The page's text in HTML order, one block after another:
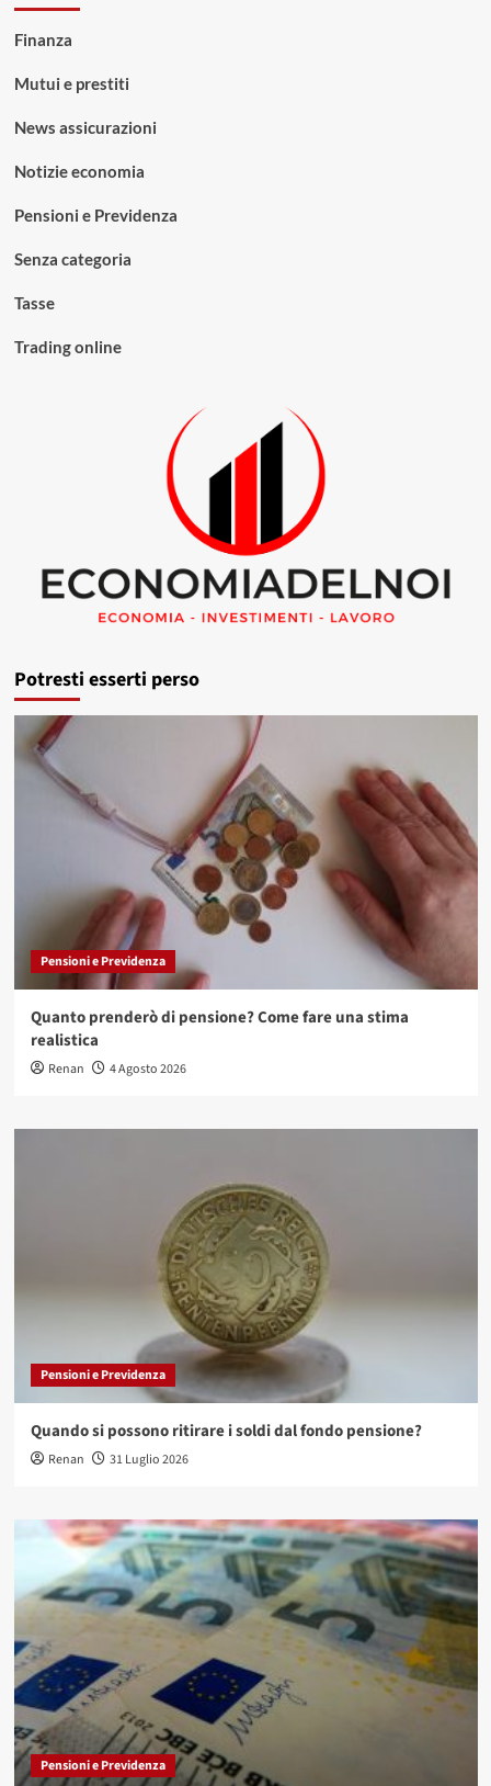
Finanza
Mutui e prestiti
News assicurazioni
Notizie economia
Pensioni e Previdenza
Senza categoria
Tasse
Trading online
Potresti esserti perso
Pensioni e Previdenza
Quanto prenderò di pensione? Come fare una stima
realistica
Renan 4 Agosto 2026
Pensioni e Previdenza
Quando si possono ritirare i soldi dal fondo pensione?
Renan 31 Luglio 2026
Pensioni e Previdenza